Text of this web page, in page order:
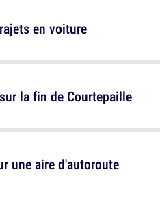
en voiture
une aire d'autoroute
la fin de Courtepaille